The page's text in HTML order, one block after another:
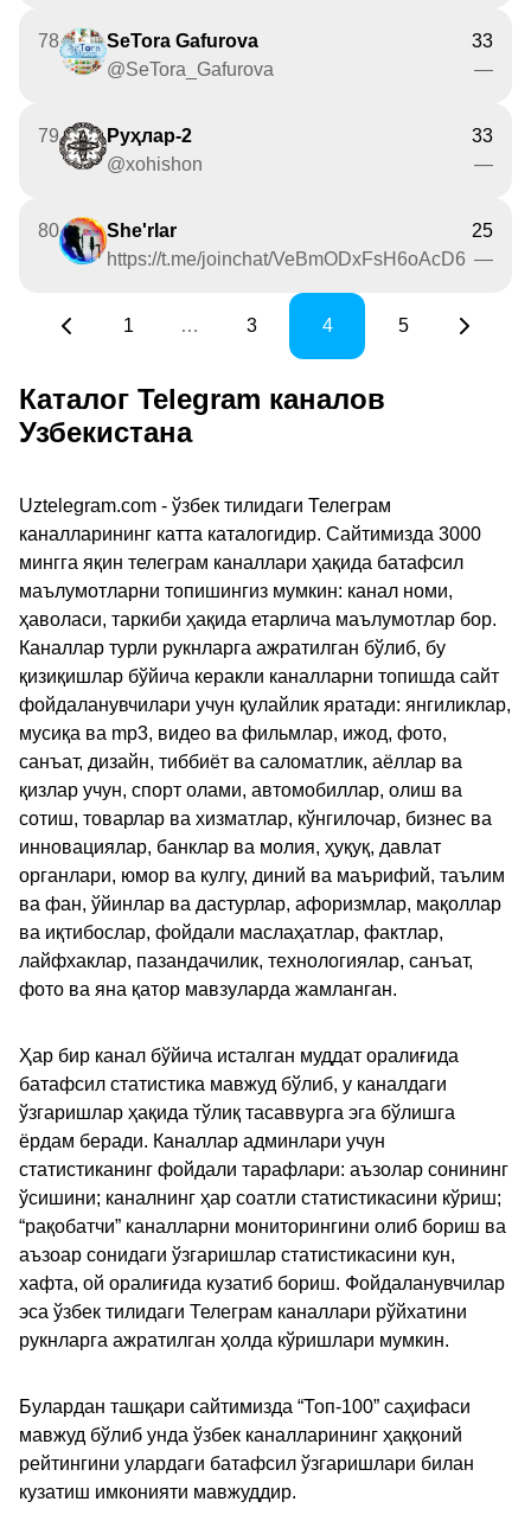
78
SeTora Gafurova
@SeTora_Gafurova
33
—
79
Руҳлар-2
@xohishon
33
—
80
She'rlar
https://t.me/joinchat/VeBmODxFsH6oAcD6
25
—
1 … 3 4 5
Каталог Telegram каналов
Узбекистана
Uztelegram.com - ўзбек тилидаги Телеграм
каналларининг катта каталогидир. Сайтимизда 3000
мингга яқин телеграм каналлари ҳақида батафсил
маълумотларни топишингиз мумкин: канал номи,
ҳаволаси, таркиби ҳақида етарлича маълумотлар бор.
Каналлар турли рукнларга ажратилган бўлиб, бу
қизиқишлар бўйича керакли каналларни топишда сайт
фойдаланувчилари учун қулайлик яратади: янгиликлар,
мусиқа ва mp3, видео ва фильмлар, ижод, фото,
санъат, дизайн, тиббиёт ва саломатлик, аёллар ва
қизлар учун, спорт олами, автомобиллар, олиш ва
сотиш, товарлар ва хизматлар, кўнгилочар, бизнес ва
инновациялар, банклар ва молия, ҳуқуқ, давлат
органлари, юмор ва кулгу, диний ва маърифий, таълим
ва фан, ўйинлар ва дастурлар, афоризмлар, мақоллар
ва иқтибослар, фойдали маслаҳатлар, фактлар,
лайфхаклар, пазандачилик, технологиялар, санъат,
фото ва яна қатор мавзуларда жамланган.
Ҳар бир канал бўйича исталган муддат оралиғида
батафсил статистика мавжуд бўлиб, у каналдаги
ўзгаришлар ҳақида тўлиқ тасаввурга эга бўлишга
ёрдам беради. Каналлар админлари учун
статистиканинг фойдали тарафлари: аъзолар сонининг
ўсишини; каналнинг ҳар соатли статистикасини кўриш;
“рақобатчи” каналларни мониторингини олиб бориш ва
аъзоар сонидаги ўзгаришлар статистикасини кун,
хафта, ой оралиғида кузатиб бориш. Фойдаланувчилар
эса ўзбек тилидаги Телеграм каналлари рўйхатини
рукнларга ажратилган ҳолда кўришлари мумкин.
Булардан ташқари сайтимизда “Топ-100” саҳифаси
мавжуд бўлиб унда ўзбек каналларининг ҳаққоний
рейтингини улардаги батафсил ўзгаришлари билан
кузатиш имконияти мавжуддир.